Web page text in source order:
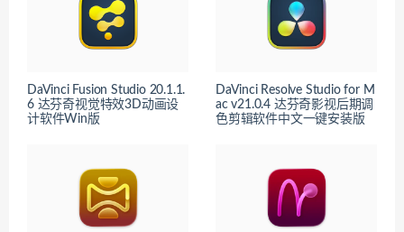
DaVinci Fusion Studio 20.1.1.
6 达芬奇视觉特效3D动画设
计软件Win版
DaVinci Resolve Studio for M
ac v21.0.4 达芬奇影视后期调
色剪辑软件中文一键安装版